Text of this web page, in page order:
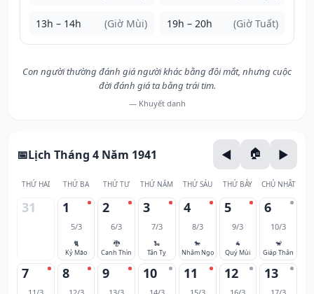
13h – 14h (Giờ Mùi) 19h – 20h (Giờ Tuất)
Con người thường đánh giá người khác bằng đôi mắt, nhưng cuộc
đời đánh giá ta bằng trái tim.
— Khuyết danh
Lịch Tháng 4 Năm 1941
THỨ HAI THỨ BA THỨ TƯ THỨ NĂM THỨ SÁU THỨ BẢY CHỦ NHẬT
31 1
5/3
🐈
Kỷ Mão
2
6/3
🐉
Canh Thìn
3
7/3
🐍
Tân Tỵ
4
8/3
🐎
Nhâm Ngọ
5
9/3
🐐
Quý Mùi
6
10/3
🐒
Giáp Thân
7 8 9 10 11 12 13